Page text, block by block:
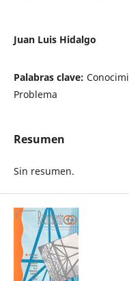
Juan Luis Hidalgo
Palabras clave:
Problema
Resumen
Sin resumen.